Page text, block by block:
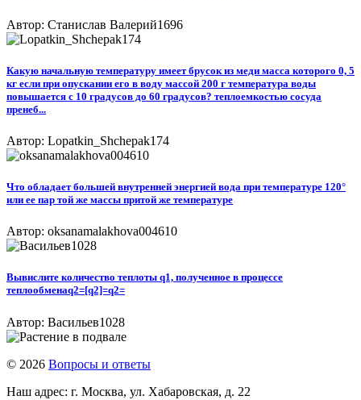
Автор: Станислав Валерий1696
Какую начальную температуру имеет брусок из меди масса которого 0, 5
кг если при опускании его в воду массой 200 г температура воды
повышается с 10 градусов до 60 градусов? теплоемкостью сосуда
пренеб...
Автор: Lopatkin_Shchepak174
Что обладает большей внутренней энергией вода при температуре 120°
или ее пар той же массы притой же температуре
Автор: oksanamalakhova004610
Вывислите количество теплоты q1, полученное в процессе
теплообменаq2=[q2]=q2=​
Автор: Васильев1028
© 2026 Вопросы и ответы
Наш адрес: г. Москва, ул. Хабаровская, д. 22